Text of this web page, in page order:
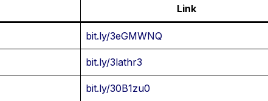
Link
bit.ly/3eGMWNQ
bit.ly/3lathr3
bit.ly/30B1zu0